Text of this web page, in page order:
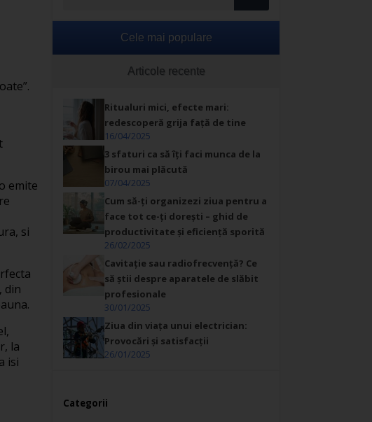
emite
si
din
la
isi
Cele mai populare
Articole recente
Ritualuri mici, efecte mari:
redescoperă grija față de tine
16/04/2025
3 sfaturi ca să îți faci munca de la
birou mai plăcută
07/04/2025
Cum să-ți organizezi ziua pentru a
face tot ce-ți dorești – ghid de
productivitate și eficiență sporită
26/02/2025
Cavitație sau radiofrecvență? Ce
să știi despre aparatele de slăbit
profesionale
30/01/2025
Ziua din viața unui electrician:
Provocări și satisfacții
26/01/2025
Categorii